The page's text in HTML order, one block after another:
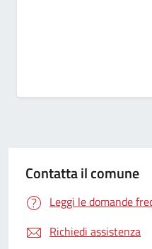
Contatta il comune
Leggi le domande
Richiedi assistenza